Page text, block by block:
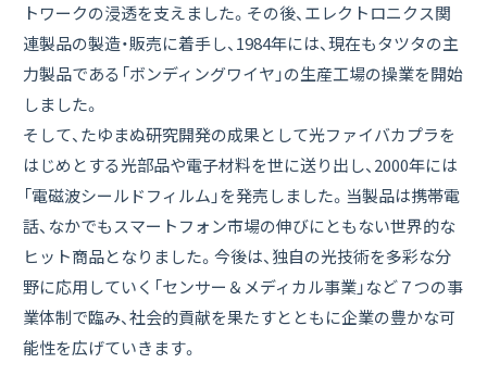
トワークの浸透を支えました。その後、エレクトロニクス関
連製品の製造・販売に着手し、1984年には、現在もタツタの主
力製品である「ボンディングワイヤ」の生産工場の操業を開始
しました。
そして、たゆまぬ研究開発の成果として光ファイバカプラを
はじめとする光部品や電子材料を世に送り出し、2000年には
「電磁波シールドフィルム」を発売しました。当製品は携帯電
話、なかでもスマートフォン市場の伸びにともない世界的な
ヒット商品となりました。今後は、独自の光技術を多彩な分
野に応用していく「センサー＆メディカル事業」など７つの事
業体制で臨み、社会的貢献を果たすとともに企業の豊かな可
能性を広げていきます。
本社・工場・グループ会社への連絡先
会社案内ダウンロード 7.5MB
Close